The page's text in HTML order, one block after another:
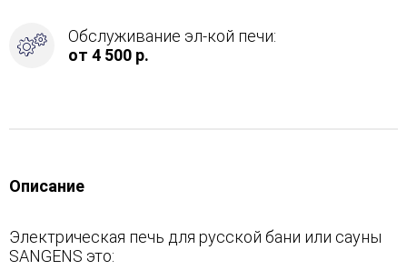
Обслуживание эл-кой печи:
от 4 500 р.
Описание
Электрическая печь для русской бани или сауны
SANGENS это: